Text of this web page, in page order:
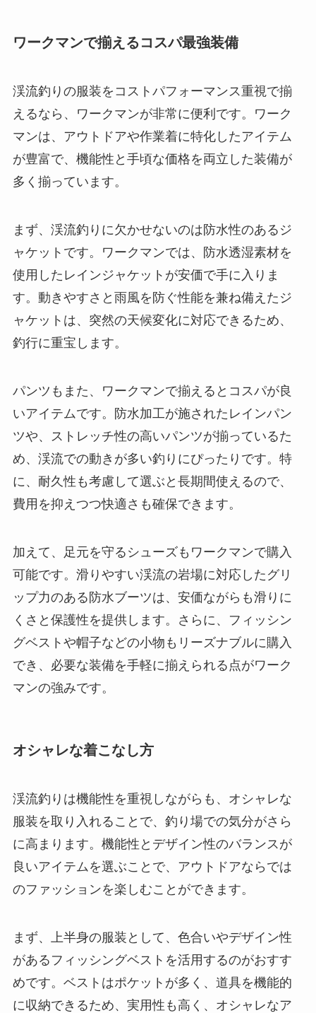
ワークマンで揃えるコスパ最強装備
渓流釣りの服装をコストパフォーマンス重視で揃
えるなら、ワークマンが非常に便利です。ワーク
マンは、アウトドアや作業着に特化したアイテム
が豊富で、機能性と手頃な価格を両立した装備が
多く揃っています。
まず、渓流釣りに欠かせないのは防水性のあるジ
ャケットです。ワークマンでは、防水透湿素材を
使用したレインジャケットが安価で手に入りま
す。動きやすさと雨風を防ぐ性能を兼ね備えたジ
ャケットは、突然の天候変化に対応できるため、
釣行に重宝します。
パンツもまた、ワークマンで揃えるとコスパが良
いアイテムです。防水加工が施されたレインパン
ツや、ストレッチ性の高いパンツが揃っているた
め、渓流での動きが多い釣りにぴったりです。特
に、耐久性も考慮して選ぶと長期間使えるので、
費用を抑えつつ快適さも確保できます。
加えて、足元を守るシューズもワークマンで購入
可能です。滑りやすい渓流の岩場に対応したグリ
ップ力のある防水ブーツは、安価ながらも滑りに
くさと保護性を提供します。さらに、フィッシン
グベストや帽子などの小物もリーズナブルに購入
でき、必要な装備を手軽に揃えられる点がワーク
マンの強みです。
オシャレな着こなし方
渓流釣りは機能性を重視しながらも、オシャレな
服装を取り入れることで、釣り場での気分がさら
に高まります。機能性とデザイン性のバランスが
良いアイテムを選ぶことで、アウトドアならでは
のファッションを楽しむことができます。
まず、上半身の服装として、色合いやデザイン性
があるフィッシングベストを活用するのがおすす
めです。ベストはポケットが多く、道具を機能的
に収納できるため、実用性も高く、オシャレなア